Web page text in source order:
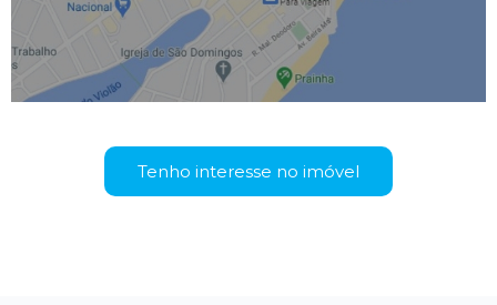
Tenho interesse no imóvel